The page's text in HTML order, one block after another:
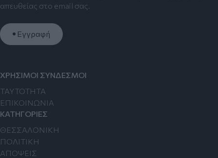
απευθείας στο email σας.
Εγγραφή
ΧΡΗΣΙΜΟΙ ΣΥΝΔΕΣΜΟΙ
TAYTOTHTA
ΕΠΙΚΟΙΝΩΝΙΑ
ΚΑΤΗΓΟΡΙΕΣ
ΘΕΣΣΑΛΟΝΙΚΗ
ΠΟΛΙΤΙΚΗ
ΑΠΟΨΕΙΣ